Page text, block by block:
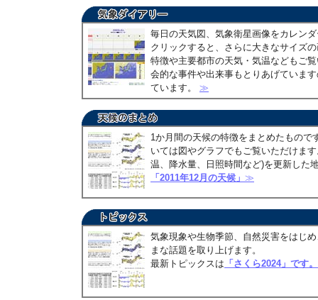
毎日の天気図、気象衛星画像をカレン
クリックすると、さらに大きなサイズ
特徴や主要都市の天気・気温などもご
会的な事件や出来事もとりあげていま
ています。 ≫
1か月間の天候の特徴をまとめたもので
いては図やグラフでもご覧いただけま
温、降水量、日照時間など)を更新した
「2011年12月の天候」 ≫
気象現象や生物季節、自然災害をはじ
まな話題を取り上げます。
最新トピックスは 「さくら2024」です。